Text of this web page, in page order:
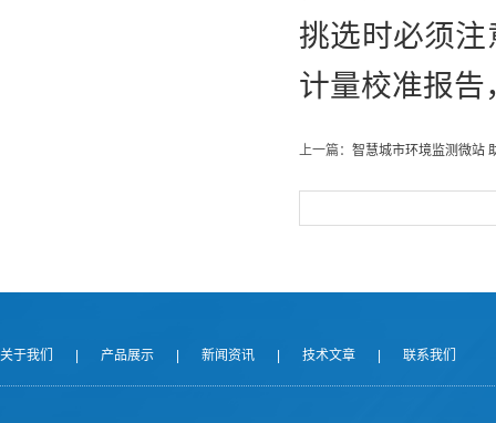
挑选时必须
计量校准报
上一篇： 智慧城市环境监测微站
关于我们 产品展示 新闻资讯 技术文章 联系我们